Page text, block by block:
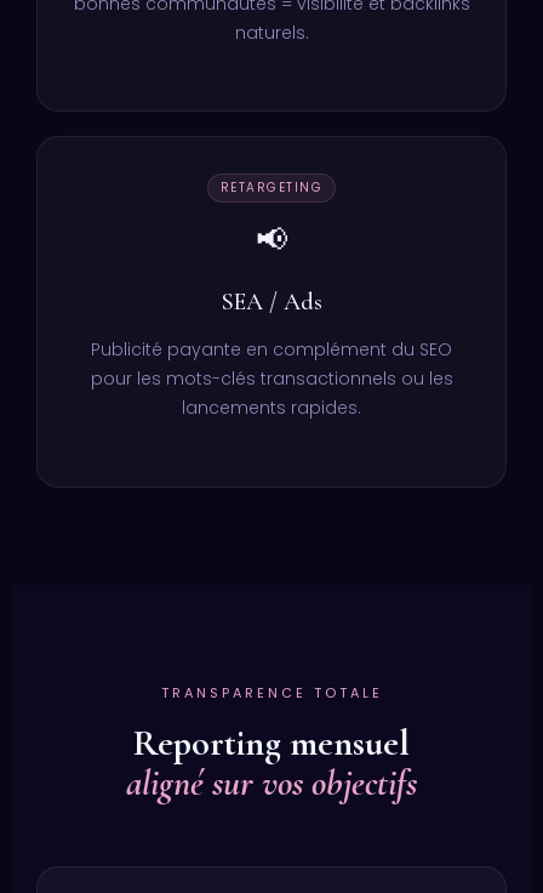
naturels.
RETARGETING
📢
SEA / Ads
Publicité payante en complément du SEO
pour les mots-clés transactionnels ou les
lancements rapides.
TRANSPARENCE TOTALE
Reporting mensuel
aligné sur vos objectifs